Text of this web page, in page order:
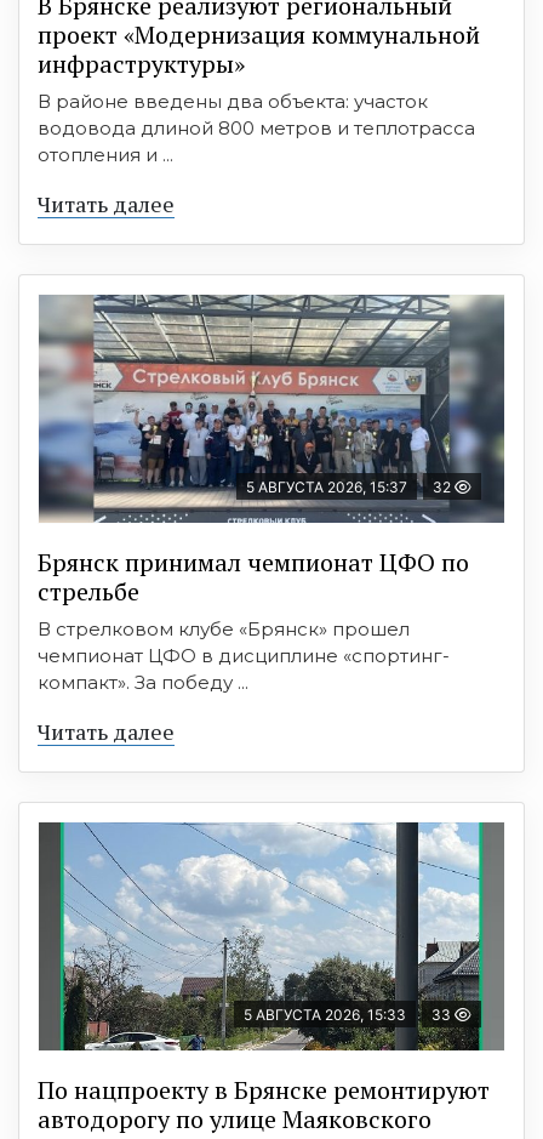
проект «Модернизация коммунальной
инфраструктуры»
В районе введены два объекта: участок
водовода длиной 800 метров и теплотрасса
отопления и ...
Читать далее
5 АВГУСТА 2026, 15:37 32
Брянск принимал чемпионат ЦФО по
стрельбе
В стрелковом клубе «Брянск» прошел
чемпионат ЦФО в дисциплине «спортинг-
компакт». За победу ...
Читать далее
5 АВГУСТА 2026, 15:33 33
По нацпроекту в Брянске ремонтируют
автодорогу по улице Маяковского